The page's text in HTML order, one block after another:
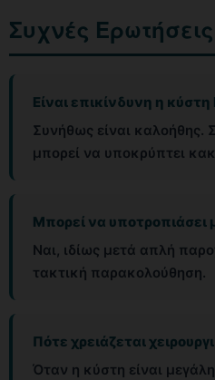
Συχνές Ερωτήσεις
Είναι επικίνδυνη η κύστη
Συνήθως είναι καλοήθης.
μπορεί να υποκρύπτει
Μπορεί να υποτροπιάσει
Ναι, ιδίως μετά απλή
τακτική παρακολούθηση.
Πότε χρειάζεται
Όταν η κύστη είναι